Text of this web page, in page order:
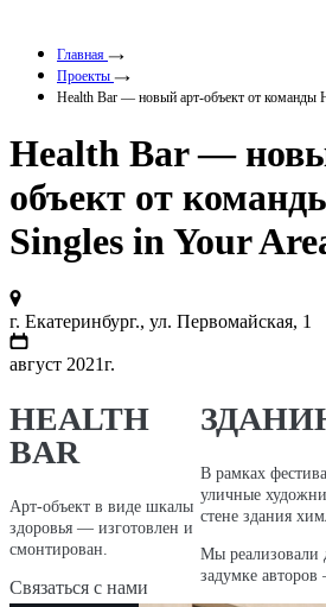
Главная
Проекты
Health Bar — новый арт-объект от команды
Health Bar —
объект от
Singles in Your
г. Екатеринбург., ул. Первомайская, 1
август 2021г.
HEALTH
BAR
Арт-объект в виде шкалы
здоровья — изготовлен и
смонтирован.
Связаться с нами
В рамках
уличные
стене здания
Мы реализовали
задумке